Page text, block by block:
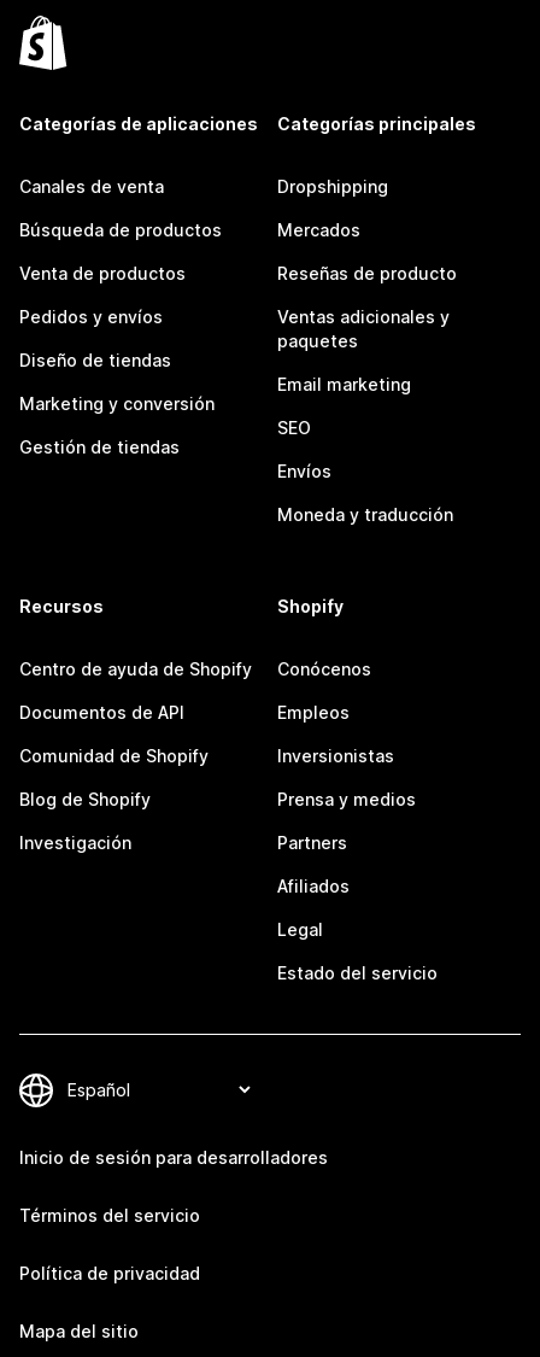
Categorías de aplicaciones
Canales de venta
Búsqueda de productos
Venta de productos
Pedidos y envíos
Diseño de tiendas
Marketing y conversión
Gestión de tiendas
Categorías principales
Dropshipping
Mercados
Reseñas de producto
Ventas adicionales y
paquetes
Email marketing
SEO
Envíos
Moneda y traducción
Recursos
Centro de ayuda de Shopify
Documentos de API
Comunidad de Shopify
Blog de Shopify
Investigación
Shopify
Conócenos
Empleos
Inversionistas
Prensa y medios
Partners
Afiliados
Legal
Estado del servicio
Inicio de sesión para desarrolladores
Términos del servicio
Política de privacidad
Mapa del sitio